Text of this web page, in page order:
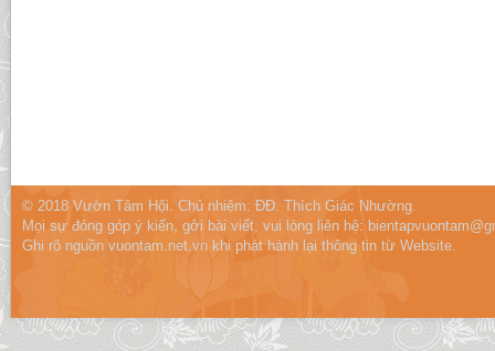
© 2018 Vườn Tâm Hội. Chủ nhiệm: ĐĐ. Thích Giác Nhường.
Mọi sự đóng góp ý kiến, gởi bài viết, vui lòng liên hệ:
Ghi rõ nguồn vuontam.net.vn khi phát hành lại thông tin từ Website.